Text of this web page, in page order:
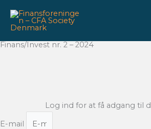
indholdet
Finans/Invest nr. 2 – 2024
Log ind for at få adgang til
E-mail